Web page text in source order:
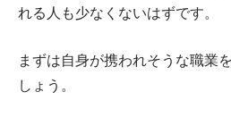
れる人も少なくないはずです。
まずは自身が携われそうな職業
しょう。